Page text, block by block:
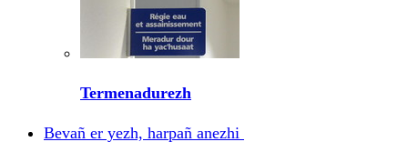
Termenadurezh
Bevañ er yezh, harpañ anezhi